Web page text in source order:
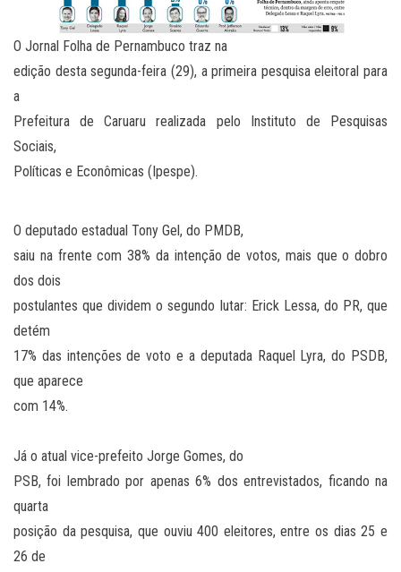
O Jornal Folha de Pernambuco traz na
edição desta segunda-feira (29), a primeira pesquisa eleitoral para
a
Prefeitura de Caruaru realizada pelo Instituto de Pesquisas
Sociais,
Políticas e Econômicas (Ipespe).
O deputado estadual Tony Gel, do PMDB,
saiu na frente com 38% da intenção de votos, mais que o dobro
dos dois
postulantes que dividem o segundo lutar: Erick Lessa, do PR, que
detém
17% das intenções de voto e a deputada Raquel Lyra, do PSDB,
que aparece
com 14%.
Já o atual vice-prefeito Jorge Gomes, do
PSB, foi lembrado por apenas 6% dos entrevistados, ficando na
quarta
posição da pesquisa, que ouviu 400 eleitores, entre os dias 25 e
26 de